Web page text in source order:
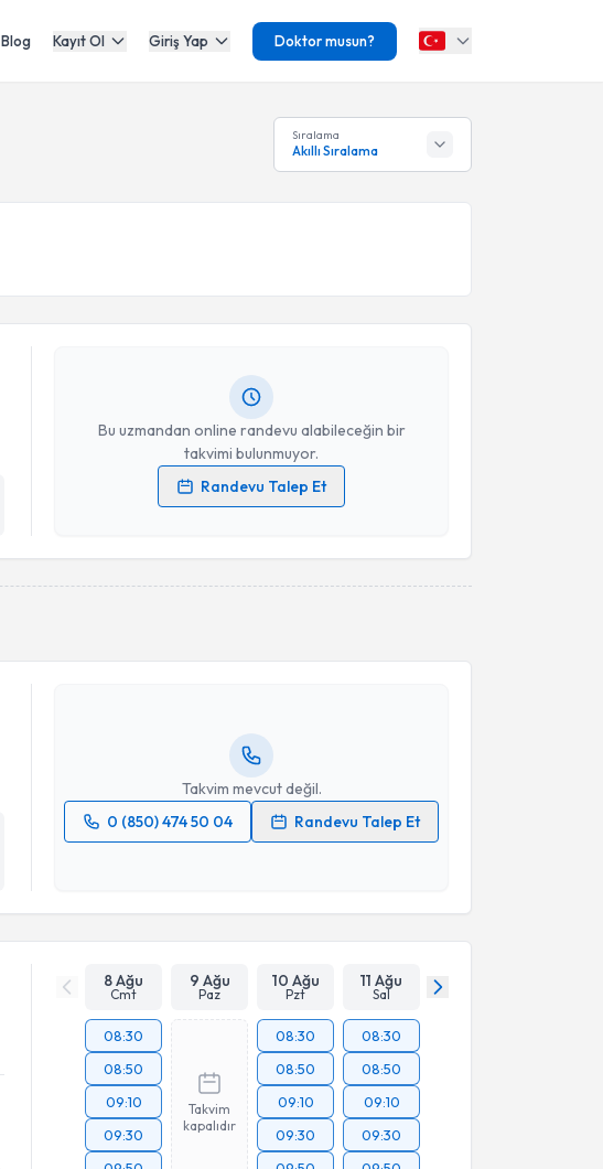
Blog Kayıt Ol Giriş Yap Doktor musun?
Sıralama
Akıllı Sıralama
Bu uzmandan online randevu alabileceğin bir
takvimi bulunmuyor.
Randevu Talep Et
Kişisel verilerimin işlenmesine ilişkinAydınlatma Metni
işlenmesini kabul ediyorum.
Takvim mevcut değil.
0 (850) 474 50 04
Randevu Talep Et
Randevu Takvimi Talebi
Prof. Dr. Muhammed Keskiniçin randevu takvimi talebi
oluşturun. Size bu uzmandan randevu almanız için bir takvim
8 Ağu
Cmt
9 Ağu
Paz
10 Ağu
Pzt
11 Ağu
Sal
08:30
08:50
09:10
09:30
Takvim
kapalıdır
08:30
08:50
09:10
09:30
08:30
08:50
09:10
09:30